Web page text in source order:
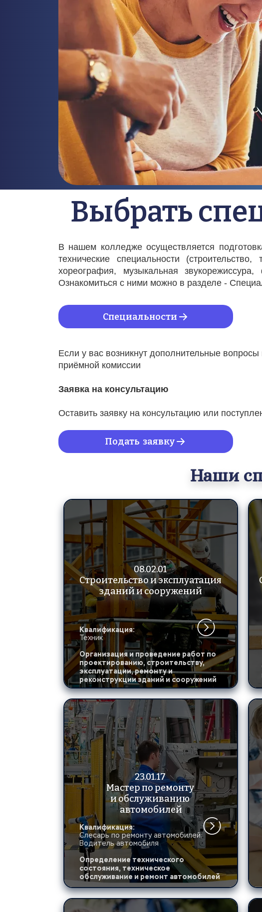
Выбрать
В нашем колледже осуществляется
технические специальности
хореография, музыкальная
Ознакомиться с ними можно в разделе -
Специальности
Если у вас возникнут дополнительные
приёмной комиссии
Заявка на консультацию
Оставить заявку на консультацию или
Подать  заявку
Наши
08.02.01
Строительство и эксплуатация
зданий и сооружений
Квалификация:
Техник
Организация и проведение работ по
проектированию, строительству,
эксплуатации, ремонту и
реконструкции зданий и сооружений
23.01.17
Мастер по ремонту
и обслуживанию
автомобилей
Квалификация:
Слесарь по ремонту автомобилей;
Водитель автомобиля
Определение технического
состояния, техническое
обслуживание и ремонт автомобилей